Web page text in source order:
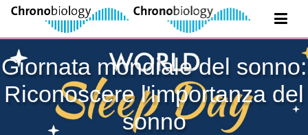
Giornata mondiale del sonno:
Riconoscere l'importanza del
sonno